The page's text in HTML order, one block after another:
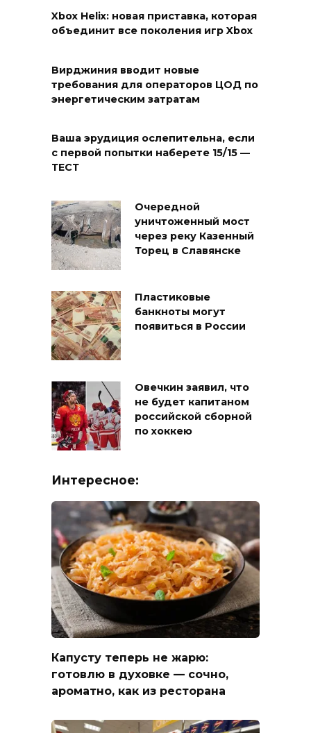
Xbox Helix: новая приставка, которая
объединит все поколения игр Xbox
Вирджиния вводит новые
требования для операторов ЦОД по
энергетическим затратам
Ваша эрудиция ослепительна, если
с первой попытки наберете 15/15 —
ТЕСТ
Очередной
уничтоженный мост
через реку Казенный
Торец в Славянске
Пластиковые
банкноты могут
появиться в России
Овечкин заявил, что
не будет капитаном
российской сборной
по хоккею
Интересное:
Капусту теперь не жарю:
готовлю в духовке — сочно,
ароматно, как из ресторана